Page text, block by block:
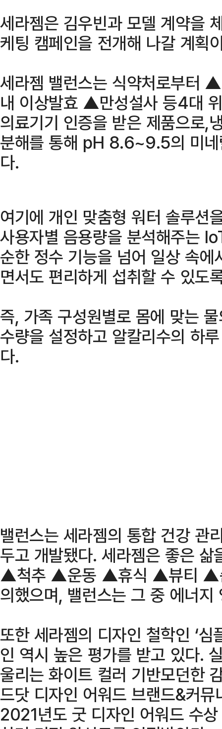
세라젬은 김우빈과 모델 계약을
케팅 캠페인을 전개해 나갈 계획
세라젬 밸런스는 식약처로부
내 이상발효 ▲만성설사 등4대
의료기기 인증을 받은 제품으로,
분해를 통해 pH 8.6~9.5의 미네
다.
여기에 개인 맞춤형 워터 솔루션
사용자별 음용량을 분석해주는
순한 정수 기능을 넘어 일상 속
면서도 편리하게 섭취할 수 있도
즉, 가족 구성원별로 몸에 맞는
수량을 설정하고 알칼리수의 하
다.
밸런스는 세라젬의 통합 건강 관
두고 개발됐다. 세라젬은 좋은
▲척추 ▲운동 ▲휴식 ▲뷰티 ▲
의했으며, 밸런스는 그 중 에너
또한 세라젬의 디자인 철학인 ‘
인 역시 높은 평가를 받고 있다.
울리는 화이트 컬러 기반모던한
드닷 디자인 어워드 브랜드&커
2021년도 굿 디자인 어워드 수